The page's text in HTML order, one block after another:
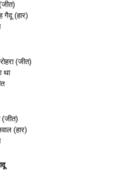
गैदू (हार)
(जीत)
था
(जीत)
(हार)